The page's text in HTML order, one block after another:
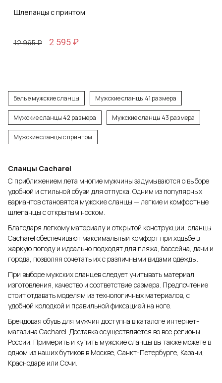
Шлепанцы с принтом
12 995 ₽ 2 595 ₽
Белые мужские сланцы Мужские сланцы 41 размера
Мужские сланцы 42 размера Мужские сланцы 43 размера
Мужские сланцы с принтом
Сланцы Cacharel
С приближением лета многие мужчины задумываются о выборе
удобной и стильной обуви для отпуска. Одним из популярных
вариантов становятся мужские сланцы — легкие и комфортные
шлепанцы с открытым носком.
Благодаря легкому материалу и открытой конструкции, сланцы
Cacharel обеспечивают максимальный комфорт при ходьбе в
жаркую погоду и идеально подходят для пляжа, бассейна, дачи и
города, позволяя сочетать их с различными видами одежды.
При выборе мужских сланцев следует учитывать материал
изготовления, качество и соответствие размера. Предпочтение
стоит отдавать моделям из технологичных материалов, с
удобной колодкой и правильной фиксацией на ноге.
Брендовая обувь для мужчин доступна в каталоге интернет-
магазина Cacharel. Доставка осуществляется во все регионы
России. Примерить и купить мужские сланцы вы также можете в
одном из наших бутиков в Москве, Санкт-Петербурге, Казани,
Краснодаре или Сочи.